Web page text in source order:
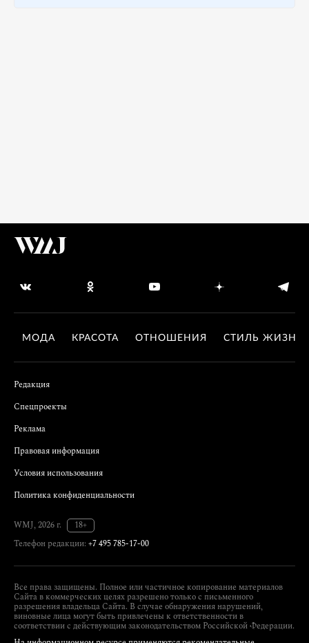
МОДА КРАСОТА ОТНОШЕНИЯ СТИЛЬ ЖИЗНИ
Редакция
Спецпроекты
Реклама
Правовая информация
Условия использования
Политика конфиденциальности
WMJ, 2026 г.
18+
Телефон редакции: +7 495 785-17-00
Все права защищены. Полное или частичное копирование материалов
Сайта в коммерческих целях разрешено только с письменного
разрешения владельца Сайта. В случае обнаружения нарушений,
виновные лица могут быть привлечены к ответственности в
соответствии с действующим законодательством Российской Федерации.